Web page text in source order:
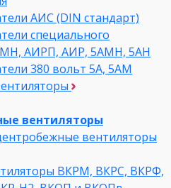
АИС (DIN стандарт)
специального
АИРП, АИР, 5АМН, 5АН
380 вольт 5А, 5АМ
вентиляторы
вентиляторы
ВКРМ, ВКРС, ВКРФ,